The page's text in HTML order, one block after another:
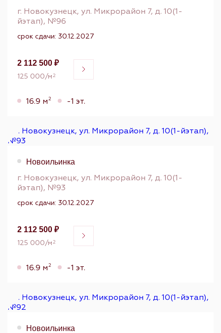
г. Новокузнецк, ул. Микрорайон 7, д. 10(1-
йэтап), №96
срок сдачи: 30.12.2027
2 112 500 ₽
125 000/м2
16.9 м2 -1 эт.
Новоильинка
г. Новокузнецк, ул. Микрорайон 7, д. 10(1-
йэтап), №93
срок сдачи: 30.12.2027
2 112 500 ₽
125 000/м2
16.9 м2 -1 эт.
Новоильинка